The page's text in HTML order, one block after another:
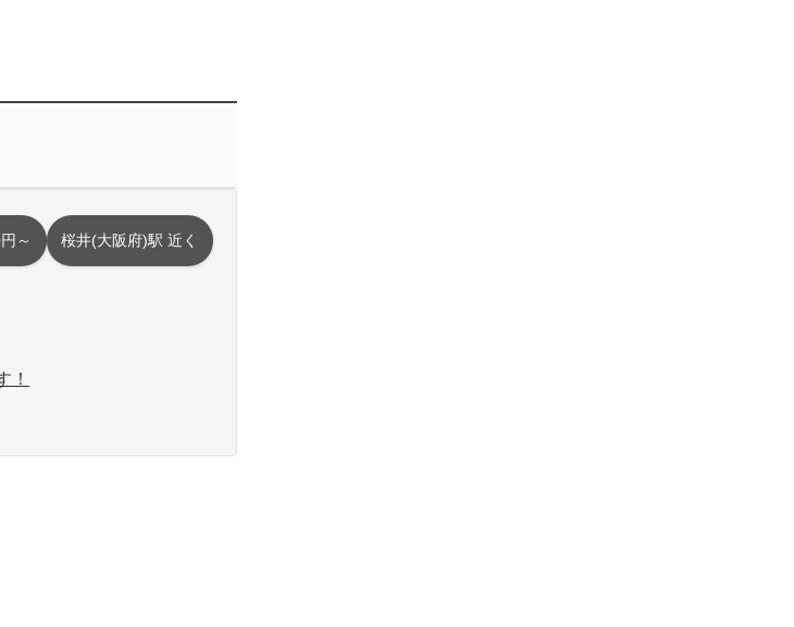
～ 桜井(大阪府)駅 近く
！